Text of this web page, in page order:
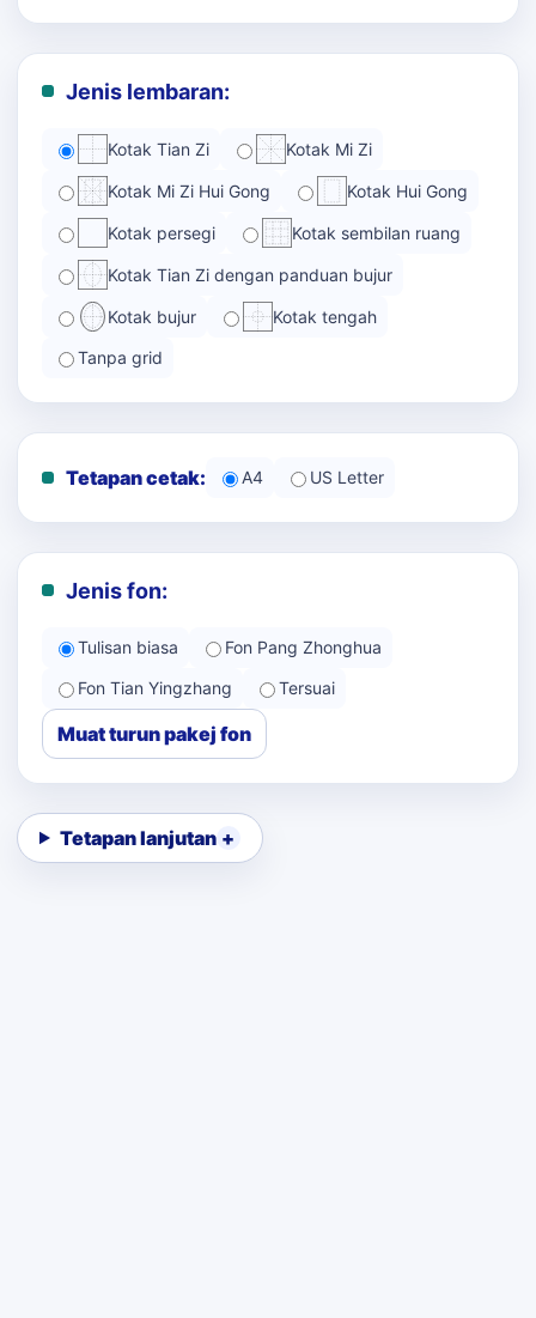
Jenis lembaran:
Kotak Tian Zi Kotak Mi Zi
Kotak Mi Zi Hui Gong Kotak Hui Gong
Kotak persegi Kotak sembilan ruang
Kotak Tian Zi dengan panduan bujur
Kotak bujur Kotak tengah
Tanpa grid
Tetapan cetak: A4 US Letter
Jenis fon:
Tulisan biasa
Fon Pang Zhonghua
Fon Tian Yingzhang
Tersuai
Muat turun pakej fon
Tetapan lanjutan